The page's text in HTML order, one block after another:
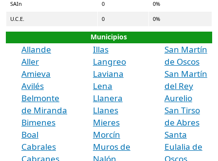
SAIn 0 0%
U.C.E. 0 0%
Municipios
Allande
Aller
Amieva
Avilés
Belmonte
de Miranda
Bimenes
Boal
Cabrales
Cabranes
Illas
Langreo
Laviana
Lena
Llanera
Llanes
Mieres
Morcín
Muros de
Nalón
San Martín
de Oscos
San Martín
del Rey
Aurelio
San Tirso
de Abres
Santa
Eulalia de
Oscos